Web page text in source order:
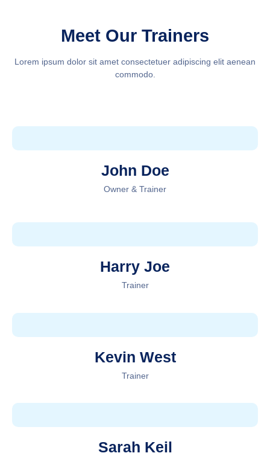
Meet Our Trainers
Lorem ipsum dolor sit amet consectetuer adipiscing elit aenean
commodo.
John Doe
Owner & Trainer
Harry Joe
Trainer
Kevin West
Trainer
Sarah Keil